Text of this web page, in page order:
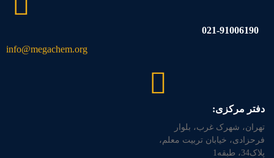
021-91006190
info@megachem.org
دفتر مرکزی:
تهران، شهرک غرب، بلوار
فرحزادی، خیابان تربیت معلم،
پلاک34، طبقه1